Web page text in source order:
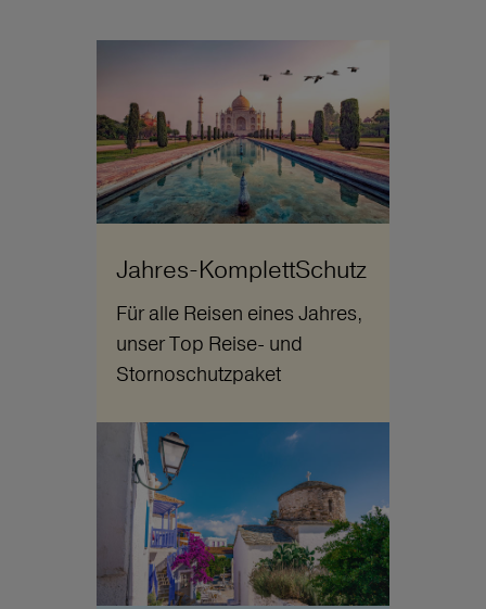
Jahres-KomplettSchutz
Für alle Reisen eines Jahres,
unser Top Reise- und
Stornoschutzpaket